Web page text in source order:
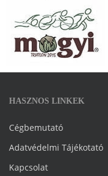
HASZNOS LINKEK
Cégbemutató
Adatvédelmi Tájékotató
Kapcsolat